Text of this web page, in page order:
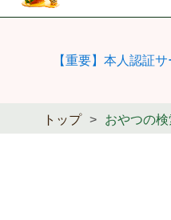
【重要】本人認証
トップ おやつの